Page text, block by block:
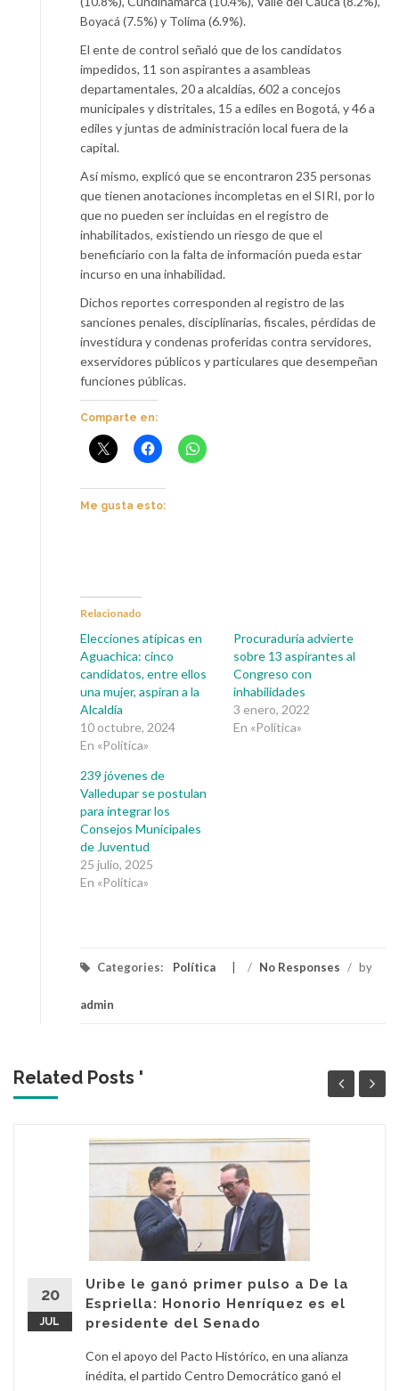
Boyacá (7.5%) y Tolima (6.9%).
El ente de control señaló que de los candidatos
impedidos, 11 son aspirantes a asambleas
departamentales, 20 a alcaldías, 602 a concejos
municipales y distritales, 15 a ediles en Bogotá, y 46 a
ediles y juntas de administración local fuera de la
capital.
Así mismo, explicó que se encontraron 235 personas
que tienen anotaciones incompletas en el SIRI, por lo
que no pueden ser incluidas en el registro de
inhabilitados, existiendo un riesgo de que el
beneficiario con la falta de información pueda estar
incurso en una inhabilidad.
Dichos reportes corresponden al registro de las
sanciones penales, disciplinarias, fiscales, pérdidas de
investidura y condenas proferidas contra servidores,
exservidores públicos y particulares que desempeñan
funciones públicas.
Comparte en:
Me gusta esto:
Relacionado
Elecciones atípicas en
Aguachica: cinco
candidatos, entre ellos
una mujer, aspiran a la
Alcaldía
10 octubre, 2024
En «Política»
Procuraduría advierte
sobre 13 aspirantes al
Congreso con
inhabilidades
3 enero, 2022
En «Política»
239 jóvenes de
Valledupar se postulan
para integrar los
Consejos Municipales
de Juventud
25 julio, 2025
En «Política»
Categories: Política / No Responses / by
admin
Related Posts '
20
JUL
Uribe le ganó primer pulso a De la
Espriella: Honorio Henríquez es el
presidente del Senado
Con el apoyo del Pacto Histórico, en una alianza
inédita, el partido Centro Democrático ganó el